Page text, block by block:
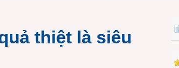
thiệt là siêu